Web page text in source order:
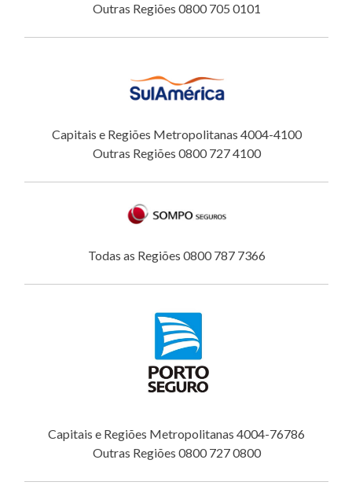
Outras Regiões 0800 705 0101
Capitais e Regiões Metropolitanas 4004-4100
Outras Regiões 0800 727 4100
Todas as Regiões 0800 787 7366
Capitais e Regiões Metropolitanas 4004-76786
Outras Regiões 0800 727 0800